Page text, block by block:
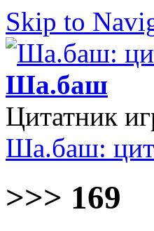
Skip to
Ша.баш
Цитатник
Ша.баш:
>>> 169